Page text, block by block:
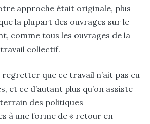
approche était originale, plus
la plupart des ouvrages sur le
comme tous les ouvrages de la
collectif.
que ce travail n’ait pas eu
et ce d’autant plus qu’on assiste
des politiques
à une forme de « retour en